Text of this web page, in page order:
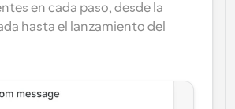
en cada paso, desde la
hasta el lanzamiento del